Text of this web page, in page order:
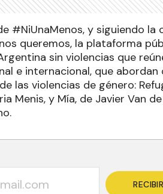
#NiUnaMenos, y siguiendo la
queremos, la plataforma
sin violencias que
e internacional, que
las violencias de género:
Menis, y Mía, de Javier Van